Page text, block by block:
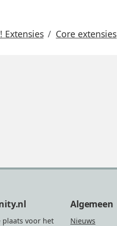
Extensies Core extensies
plaats voor het
Algemeen
Nieuws